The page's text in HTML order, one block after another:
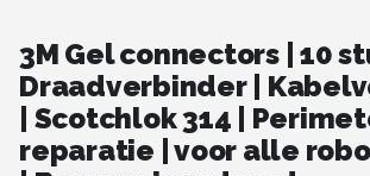
Merken
Blog
Borderplanten
3M Gel connectors | 10
Draadverbinder |
| Scotchlok 314 |
reparatie | voor alle